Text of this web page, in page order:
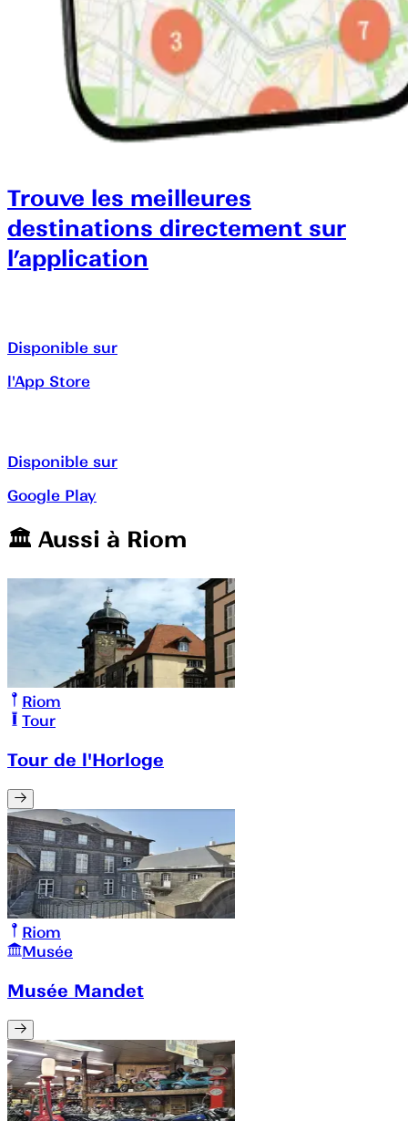
Trouve les meilleures
destinations directement sur
l’application
Disponible sur
l'App Store
Disponible sur
Google Play
🏛️️ Aussi à Riom
Riom
Tour
Tour de l'Horloge
Riom
Musée
Musée Mandet